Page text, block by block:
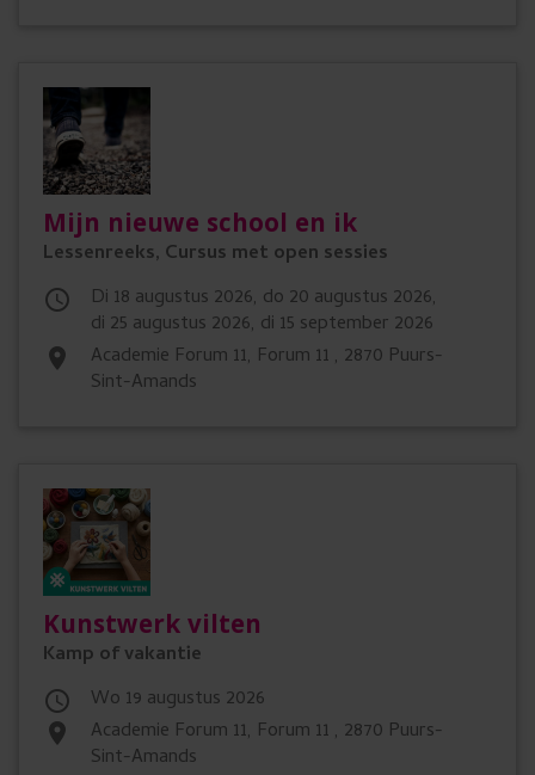
Mijn nieuwe school en ik
Lessenreeks, Cursus met open sessies

di 18 augustus 2026, do 20 augustus 2026,
di 25 augustus 2026, di 15 september 2026
place
Academie Forum 11, Forum 11 , 2870 Puurs-
Sint-Amands
Kunstwerk vilten
Kamp of vakantie
 wo 19 augustus 2026
place
Academie Forum 11, Forum 11 , 2870 Puurs-
Sint-Amands